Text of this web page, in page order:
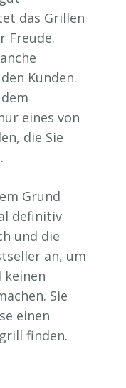
das Grillen
Freude.
Kunden.
eines von
die Sie
Grund
definitiv
und die
an, um
keinen
Sie
einen
finden.